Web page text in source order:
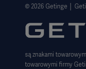
Polityka
Zastrzeżenie
Informacja o
Deklaracja
© 2026 Getinge │
są znakami
towarowymi firmy